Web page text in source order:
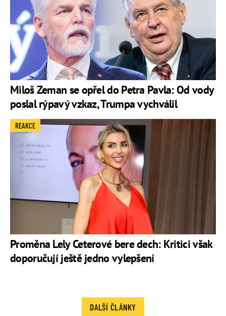
Miloš Zeman se opřel do Petra Pavla: Od vody
poslal rýpavý vzkaz, Trumpa vychválil
Proměna Lely Ceterové bere dech: Kritici však
doporučují ještě jedno vylepšení
REAKCE
DALŠÍ ČLÁNKY